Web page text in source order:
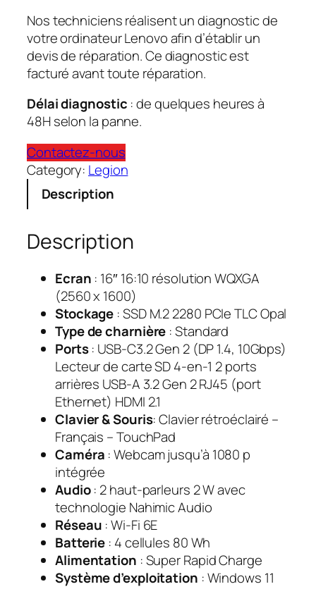
Nos techniciens réalisent un diagnostic de
votre ordinateur Lenovo afin d’établir un
devis de réparation. Ce diagnostic est
facturé avant toute réparation.
Délai diagnostic : de quelques heures à
48H selon la panne.
Contactez-nous
Category: Legion
Description
Description
Ecran : 16″ 16:10 résolution WQXGA
(2560 x 1600)
Stockage : SSD M.2 2280 PCIe TLC Opal
Type de charnière :Standard
Ports: USB-C3.2 Gen 2 (DP 1.4, 10Gbps)
Lecteur de carte SD 4-en-1 2 ports
arrières USB-A 3.2 Gen 2 RJ45 (port
Ethernet) HDMI 2.1
Clavier & Souris: Clavier rétroéclairé –
Français – TouchPad
Caméra : Webcam jusqu’à 1080 p
intégrée
Audio: 2 haut-parleurs 2 W avec
technologie Nahimic Audio
Réseau : Wi-Fi 6E
Batterie : 4 cellules 80 Wh
Alimentation : Super Rapid Charge
Système d’exploitation :Windows 11